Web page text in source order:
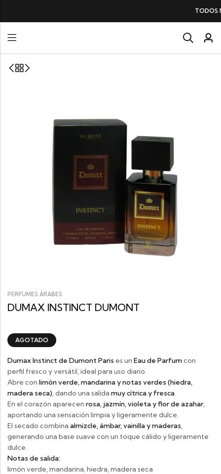
TODOS NUESTROS PERFUMES
PERFUMES ÁRABES
DUMAX INSTINCT DUMONT
AGOTADO
Dumax Instinct de Dumont Paris es un Eau de Parfumcon
perfil fresco y versátil, ideal para uso diario.
Abre con limón verde, mandarina y notas verdes (hiedra,
madera seca), dando una salida muy cítrica y fresca.
En el corazón aparecen rosa, jazmín, violeta y flor de azahar,
aportando una sensación limpia y ligeramente dulce.
El secado combina almizcle, ámbar, vainilla y maderas,
generando una base suave con un toque cálido y ligeramente
dulce.
Notas de salida:
limón verde, mandarina, hiedra, madera seca